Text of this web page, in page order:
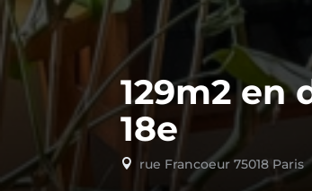
129m2 en
18e
 rue Francoeur 75018 Paris